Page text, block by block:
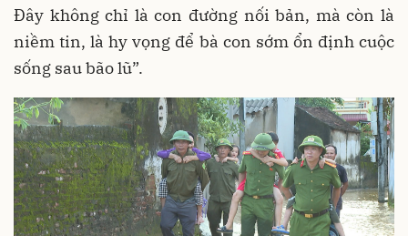
Đây không chỉ là con đường nối bản, mà còn là
niềm tin, là hy vọng để bà con sớm ổn định cuộc
sống sau bão lũ”.